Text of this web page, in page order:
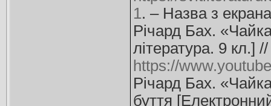
1. – Назва з
Річард Бах.
література. 9 кл.]
https://
Річард Бах.
буття